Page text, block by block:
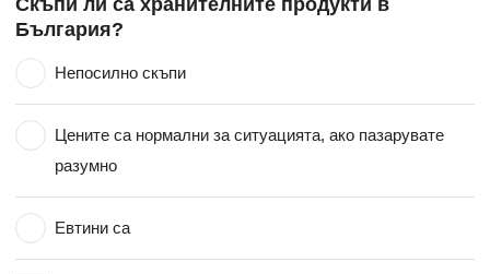
Скъпи ли са хранителните продукти в
България?
Непосилно скъпи
Цените са нормални за ситуацията, ако пазарувате
разумно
Евтини са